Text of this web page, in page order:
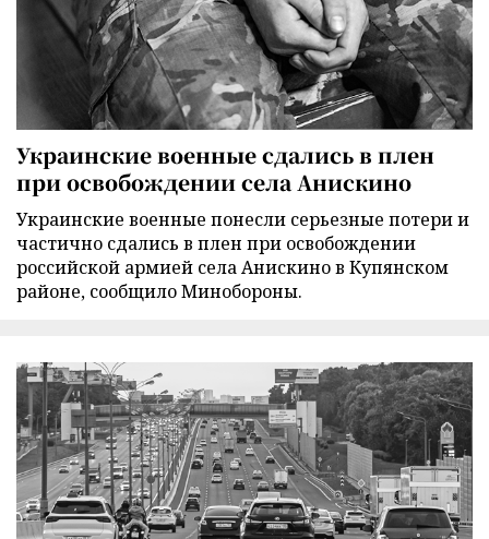
Украинские военные сдались в плен
при освобождении села Анискино
Украинские военные понесли серьезные потери и
частично сдались в плен при освобождении
российской армией села Анискино в Купянском
районе, сообщило Минобороны.